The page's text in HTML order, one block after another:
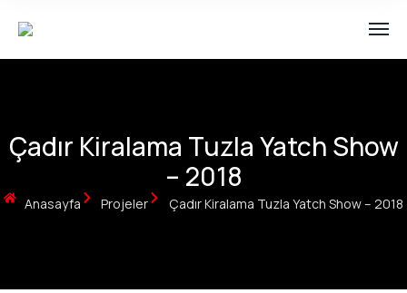
Çadır Kiralama Tuzla Yatch Show
– 2018
Anasayfa Projeler Çadır Kiralama Tuzla Yatch Show – 2018